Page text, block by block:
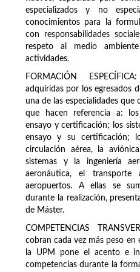
especializados y no
conocimientos para la
con responsabilidades
respeto al medio
actividades.
FORMACIÓN
adquiridas por los egresados
una de las especialidades
que hacen referencia a: los
ensayo y certificación; los
ensayo y su certificación;
circulación aérea, la
sistemas y la ingeniería
aeronáutica, el
aeropuertos. A ellas se
durante la realización,
de Máster.
COMPETENCIAS
cobran cada vez más peso en
la UPM pone el acento e
competencias durante la